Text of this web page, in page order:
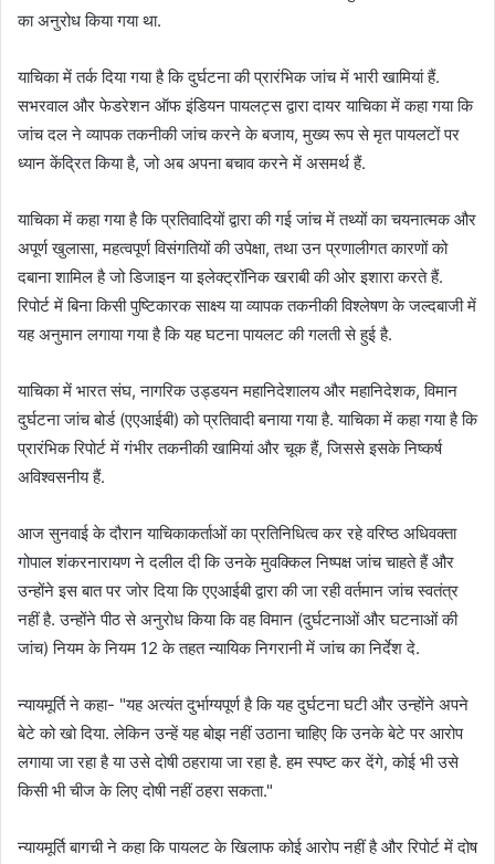
का अनुरोध किया गया था.
याचिका में तर्क दिया गया है कि दुर्घटना की प्रारंभिक जांच में भारी खामियां हैं.
सभरवाल और फेडरेशन ऑफ इंडियन पायलट्स द्वारा दायर याचिका में कहा गया कि
जांच दल ने व्यापक तकनीकी जांच करने के बजाय, मुख्य रूप से मृत पायलटों पर
ध्यान केंद्रित किया है, जो अब अपना बचाव करने में असमर्थ हैं.
याचिका में कहा गया है कि प्रतिवादियों द्वारा की गई जांच में तथ्यों का चयनात्मक और
अपूर्ण खुलासा, महत्वपूर्ण विसंगतियों की उपेक्षा, तथा उन प्रणालीगत कारणों को
दबाना शामिल है जो डिजाइन या इलेक्ट्रॉनिक खराबी की ओर इशारा करते हैं.
रिपोर्ट में बिना किसी पुष्टिकारक साक्ष्य या व्यापक तकनीकी विश्लेषण के जल्दबाजी में
यह अनुमान लगाया गया है कि यह घटना पायलट की गलती से हुई है.
याचिका में भारत संघ, नागरिक उड्डयन महानिदेशालय और महानिदेशक, विमान
दुर्घटना जांच बोर्ड (एएआईबी) को प्रतिवादी बनाया गया है. याचिका में कहा गया है कि
प्रारंभिक रिपोर्ट में गंभीर तकनीकी खामियां और चूक हैं, जिससे इसके निष्कर्ष
अविश्वसनीय हैं.
आज सुनवाई के दौरान याचिकाकर्ताओं का प्रतिनिधित्व कर रहे वरिष्ठ अधिवक्ता
गोपाल शंकरनारायण ने दलील दी कि उनके मुवक्किल निष्पक्ष जांच चाहते हैं और
उन्होंने इस बात पर जोर दिया कि एएआईबी द्वारा की जा रही वर्तमान जांच स्वतंत्र
नहीं है. उन्होंने पीठ से अनुरोध किया कि वह विमान (दुर्घटनाओं और घटनाओं की
जांच) नियम के नियम 12 के तहत न्यायिक निगरानी में जांच का निर्देश दे.
न्यायमूर्ति ने कहा- "यह अत्यंत दुर्भाग्यपूर्ण है कि यह दुर्घटना घटी और उन्होंने अपने
बेटे को खो दिया. लेकिन उन्हें यह बोझ नहीं उठाना चाहिए कि उनके बेटे पर आरोप
लगाया जा रहा है या उसे दोषी ठहराया जा रहा है. हम स्पष्ट कर देंगे, कोई भी उसे
किसी भी चीज के लिए दोषी नहीं ठहरा सकता."
न्यायमूर्ति बागची ने कहा कि पायलट के खिलाफ कोई आरोप नहीं है और रिपोर्ट में दोष